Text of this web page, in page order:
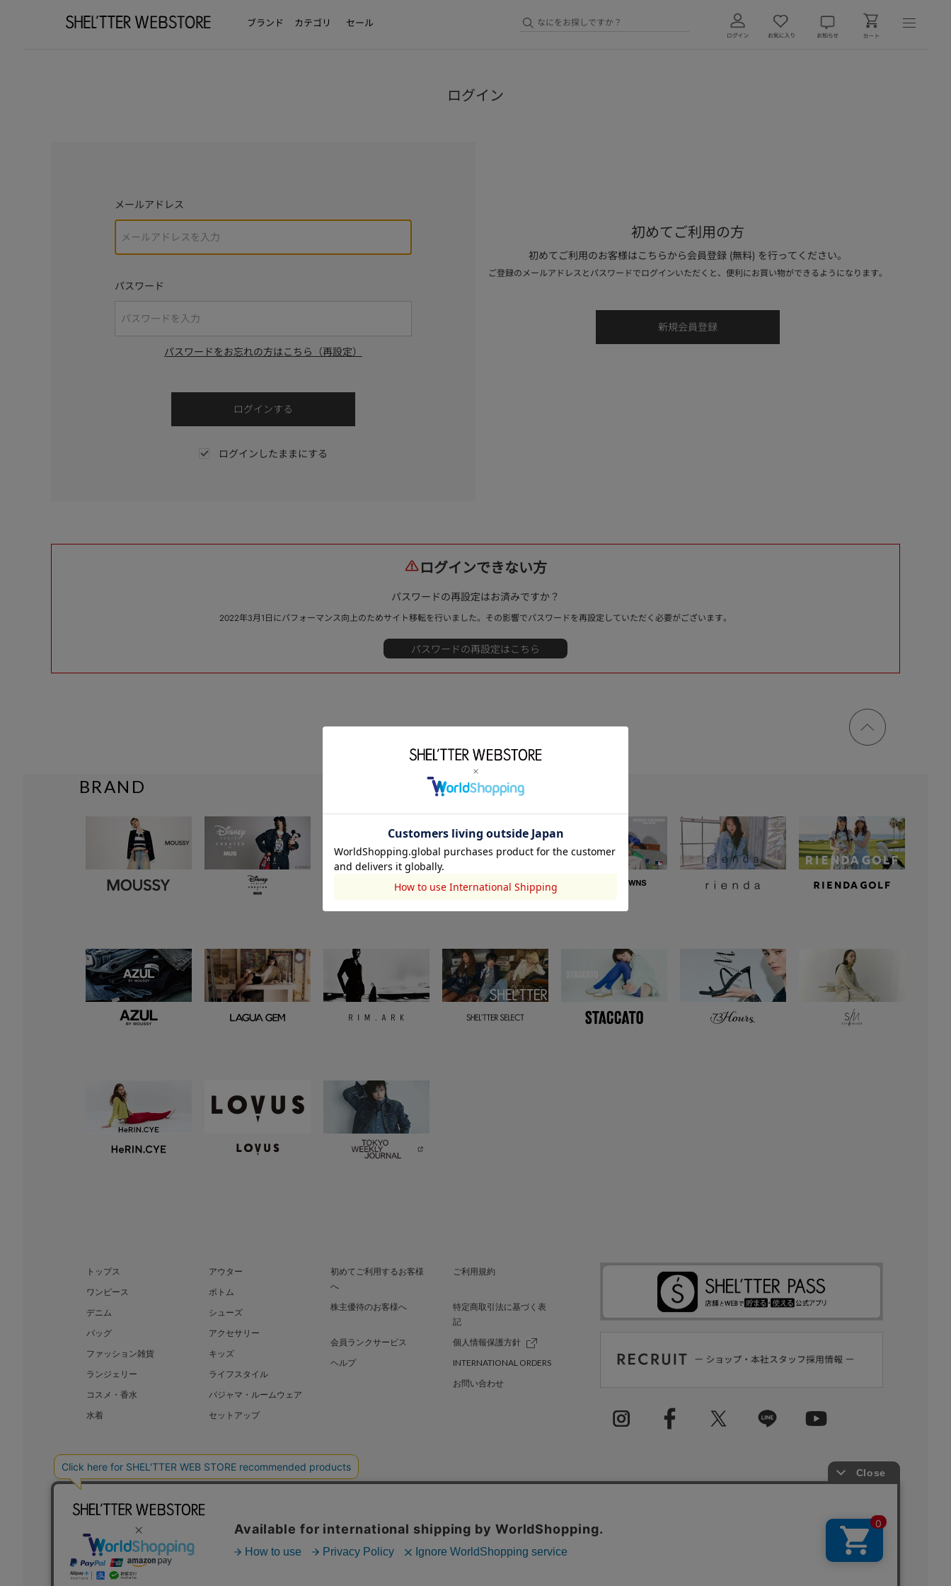
ブランド カテゴリ セール
ログイン
メールアドレス
パスワード
パスワードをお忘れの方はこちら（再設定）
ログインしたままにする
初めてご利用の方
初めてご利用のお客様はこちらから会員登録 (無料) を行ってください。
ご登録のメールアドレスとパスワードでログインいただくと、便利にお買い物ができるようになります。
ログインできない方
パスワードの再設定はお済みですか？
2022年3月1日にパフォーマンス向上のためサイト移転を行いました。その影響でパスワードを再設定していただく必要がございます。
ページ
トップ
BRAND
トップス
アウター
ワンピース
ボトム
デニム
シューズ
バッグ
アクセサリー
ファッション雑貨
キッズ
ランジェリー
ライフスタイル
コスメ・香水
パジャマ・ルームウェア
水着
セットアップ
初めてご利用するお客様
へ
ご利用規約
株主優待のお客様へ
特定商取引法に基づく表
記
会員ランクサービス
個人情報保護方針
ヘルプ
INTERNATIONAL ORDERS
お問い合わせ
BAROQUE JAPAN LIMITED SHEL’TTER GREEN 採用情報
COPYRIGHT © BAROQUE JAPAN LIMITED ALL RIGHTS RESERVED.